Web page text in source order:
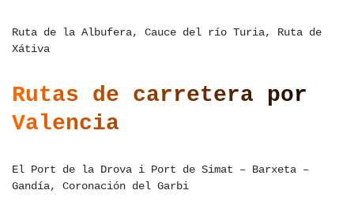
Ruta de la Albufera, Cauce del río Turia, Ruta de
Xátiva
Rutas de carretera por
Valencia
El Port de la Drova i Port de Simat – Barxeta –
Gandía, Coronación del Garbi